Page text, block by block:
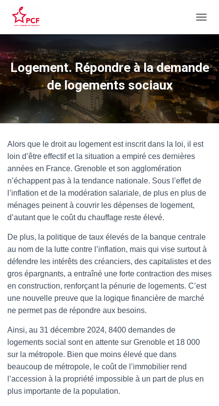
É
L
I
E
L
A
N
G
O
N
Logement. Répondre à la demande
de logements sociaux
Alors que le droit au logement est inscrit dans la loi, il est
loin d’être effectif et la situation a empiré ces dernières
années en France. Grenoble et son agglomération
n’échappent pas à la tendance nationale. Sous l’effet de
l’inflation et de la modération salariale, de plus en plus de
ménages peinent à couvrir les dépenses de logement,
d’autant que le coût du chauffage reste élevé.
De plus, la politique de taux élevés de la banque centrale
au nom de la lutte contre l’inflation, mais qui vise surtout à
défendre les intérêts des créanciers, des capitalistes et des
gros épargnants, a entraîné une forte contraction des mises
en construction, renforçant la pénurie de logements. C’est
une nouvelle preuve que la logique financière de marché
ne permet pas de répondre aux besoins.
Ainsi, au 31 décembre 2024, 8400 demandes de
logements social sont en attente sur Grenoble et 18 000
sur la métropole. Bien que moins élevé que dans
beaucoup de métropole, le coût de l’immobilier rend
l’accession à la propriété impossible à un part de plus en
plus importante de la population.